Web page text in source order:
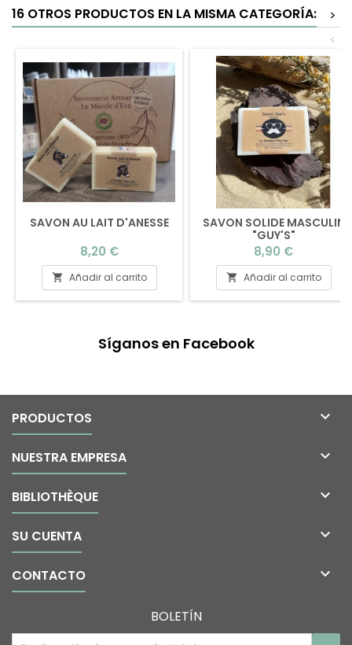
16 OTROS PRODUCTOS EN LA MISMA CATEGORÍA:
>
<
SAVON AU LAIT D'ANESSE
Precio
8,20 €
 Añadir al carrito
SAVON SOLIDE MASCULIN
"GUY'S"
Precio
8,90 €
 Añadir al carrito
Síganos en Facebook
PRODUCTOS 
NUESTRA EMPRESA 
BIBLIOTHÈQUE 
SU CUENTA 
CONTACTO 
BOLETÍN